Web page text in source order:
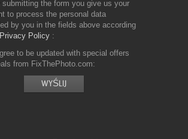
submitting the form you give us your
to process the personal data
by you in the fields above according
Privacy Policy
to be updated with special offers
from FixThePhoto.com